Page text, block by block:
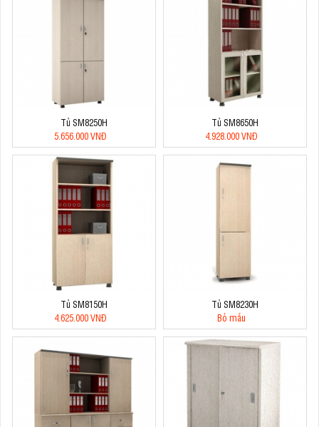
Tủ SM8250H
5.656.000 VNĐ
Tủ SM8650H
4.928.000 VNĐ
Tủ SM8150H
4.625.000 VNĐ
Tủ SM8230H
Bỏ mẫu